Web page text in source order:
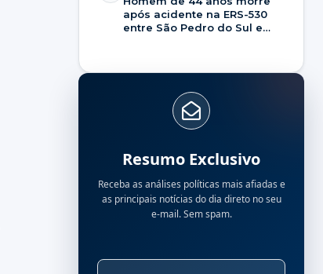
após acidente na ERS-530
entre São Pedro do Sul e
Resumo Exclusivo
Receba as análises políticas mais afiadas e
as principais notícias do dia direto no seu
e-mail. Sem spam.